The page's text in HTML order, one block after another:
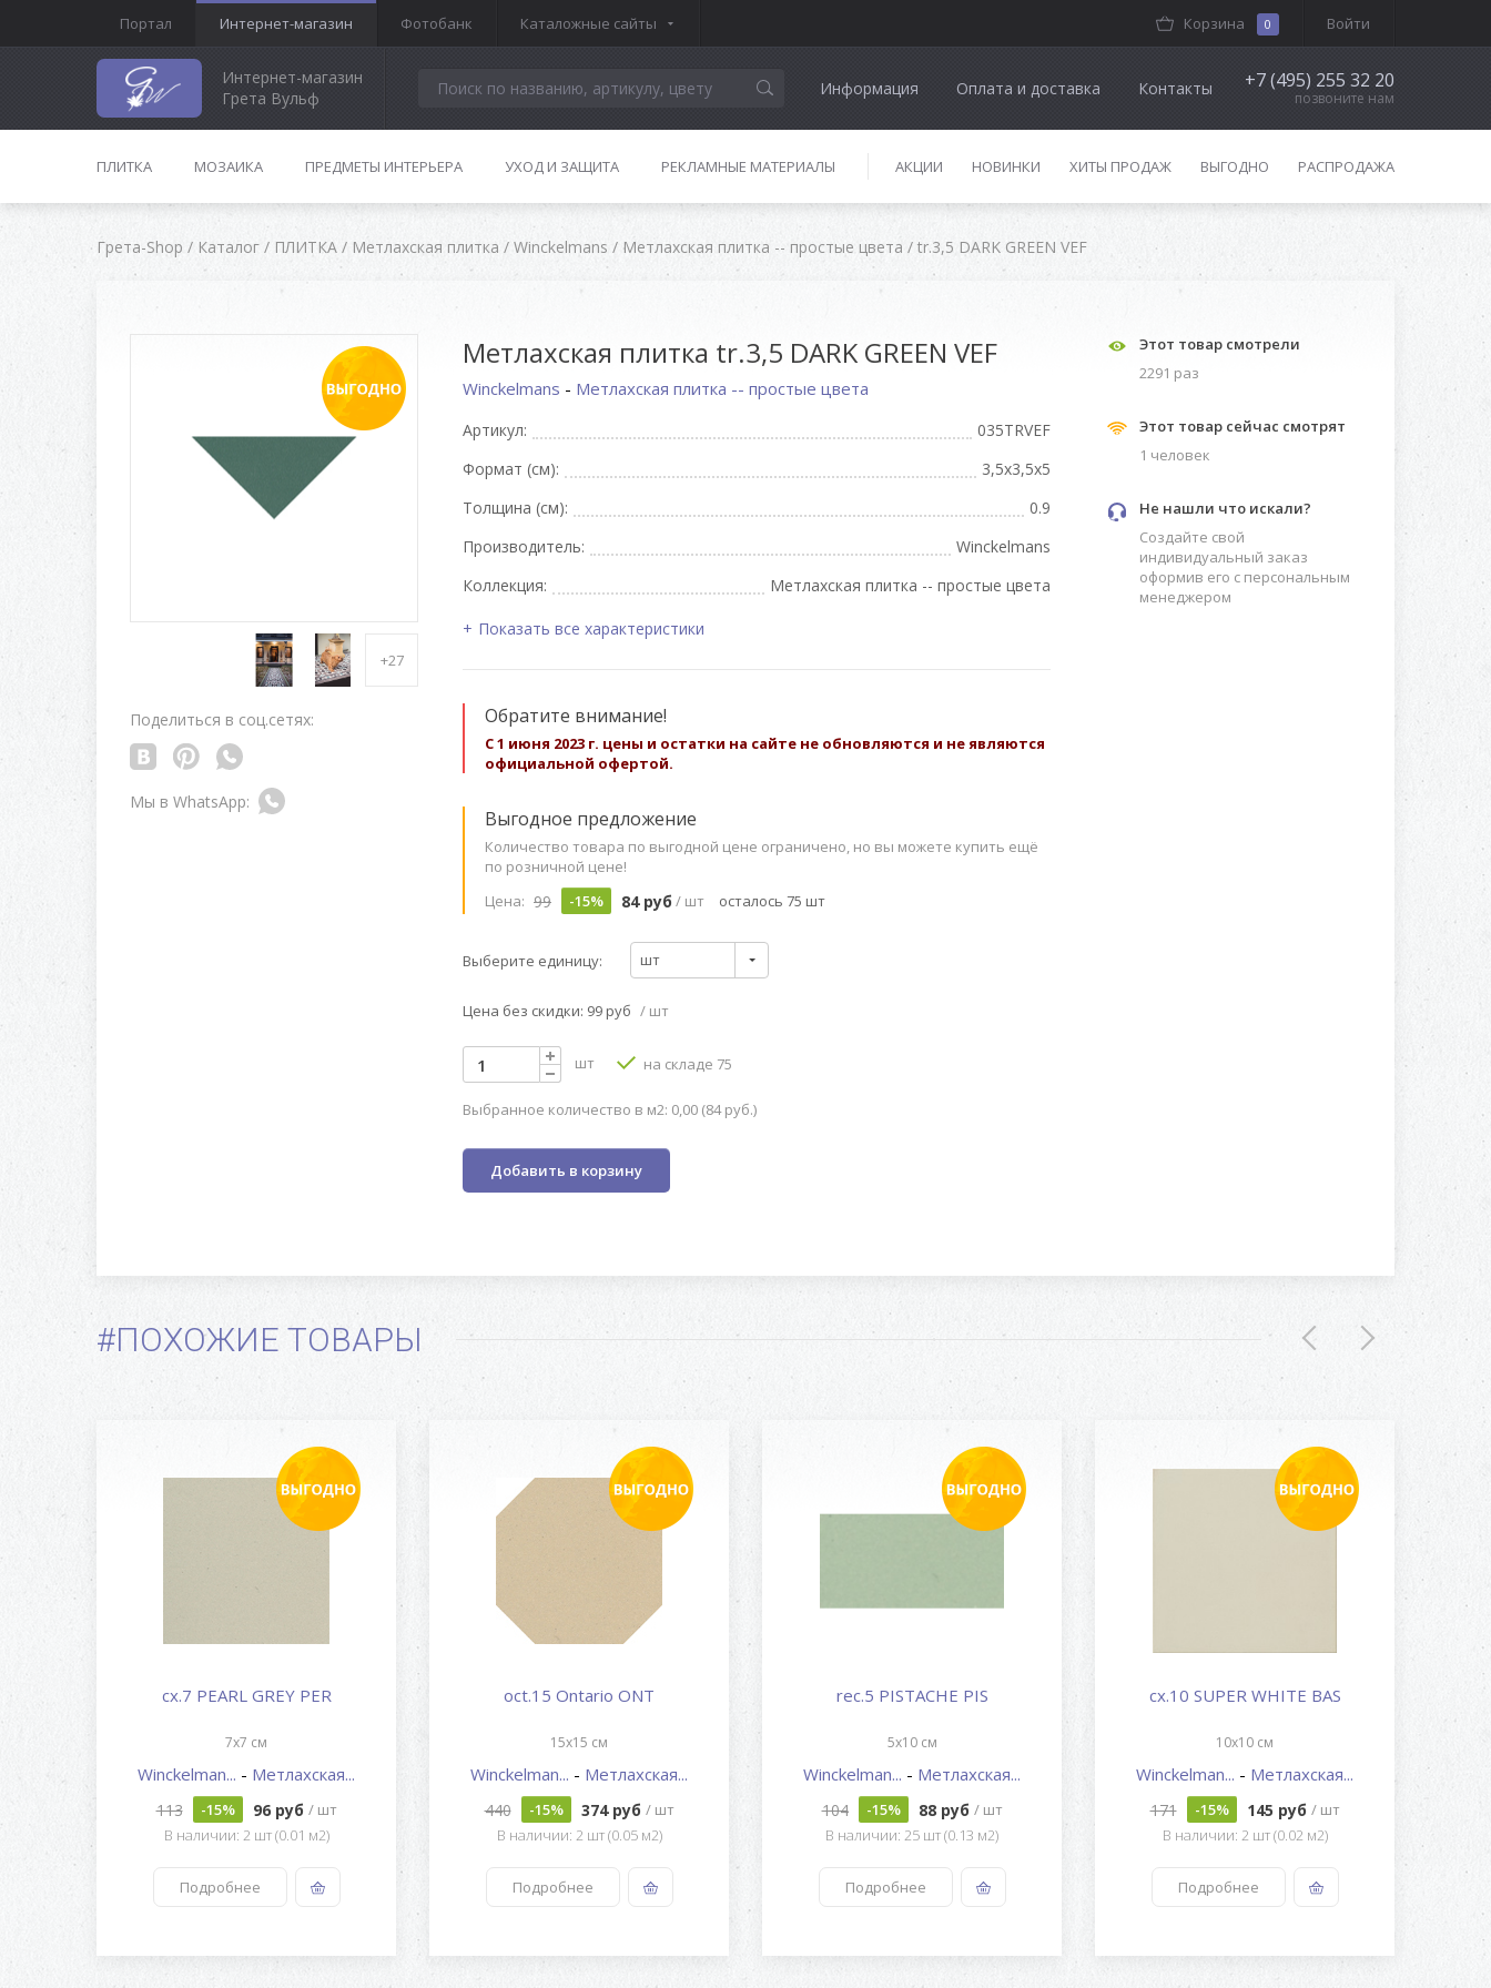
Портал Интернет-магазин Фотобанк Каталожные сайты Войти
Корзина 0
Интернет-магазин
Грета Вульф
Информация Оплата и доставка Контакты +7 (495) 255 32 20
позвоните нам
ПЛИТКА МОЗАИКА ПРЕДМЕТЫ ИНТЕРЬЕРА УХОД И ЗАЩИТА РЕКЛАМНЫЕ МАТЕРИАЛЫ АКЦИИ НОВИНКИ ХИТЫ ПРОДАЖ ВЫГОДНО РАСПРОДАЖА
Грета-Shop / Каталог / ПЛИТКА / Метлахская плитка / Winckelmans / Метлахская плитка -- простые цвета / tr.3,5 DARK GREEN VEF
+27
Поделиться в соц.сетях:
Метлахская плитка tr.3,5 DARK GREEN VEF
Winckelmans - Метлахская плитка -- простые цвета
Артикул:
035TRVEF
Формат (см):
3,5x3,5x5
Толщина (см):
0.9
Производитель:
Winckelmans
Коллекция:
Метлахская плитка -- простые цвета
Показать все характеристики
Обратите внимание!
С 1 июня 2023 г. цены и остатки на сайте не обновляются и не являются
официальной офертой.
Выгодное предложение
Количество товара по выгодной цене ограничено, но вы можете купить ещё
по розничной цене!
Цена: 99 -15% 84 руб / шт осталось 75 шт
Выберите единицу: шт
Цена без скидки: 99 руб / шт
шт на складе 75
Выбранное количество в м2: 0,00 (84 руб.)
Добавить в корзину
Этот товар смотрели
2291 раз
Этот товар сейчас смотрят
1 человек
Не нашли что искали?
Создайте свой
индивидуальный заказ
оформив его с персональным
менеджером
#ПОХОЖИЕ ТОВАРЫ
cx.7 PEARL GREY PER
7x7 см
Winckelman... - Метлахская...
113 -15% 96 руб / шт
В наличии: 2 шт (0.01 м2)
Подробнее
oct.15 Ontario ONT
15x15 см
Winckelman... - Метлахская...
440 -15% 374 руб / шт
В наличии: 2 шт (0.05 м2)
Подробнее
rec.5 PISTACHE PIS
5x10 см
Winckelman... - Метлахская...
104 -15% 88 руб / шт
В наличии: 25 шт (0.13 м2)
Подробнее
cx.10 SUPER WHITE BAS
10x10 см
Winckelman... - Метлахская...
171 -15% 145 руб / шт
В наличии: 2 шт (0.02 м2)
Подробнее